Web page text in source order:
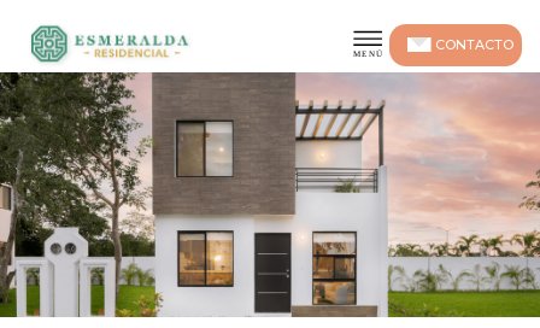
CONTACTO